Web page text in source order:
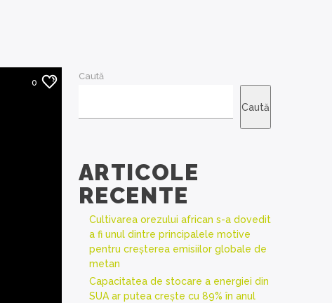
0
Caută
Caută
ARTICOLE
RECENTE
Cultivarea orezului african s-a dovedit
a fi unul dintre principalele motive
pentru creșterea emisiilor globale de
metan
Capacitatea de stocare a energiei din
SUA ar putea crește cu 89% în anul